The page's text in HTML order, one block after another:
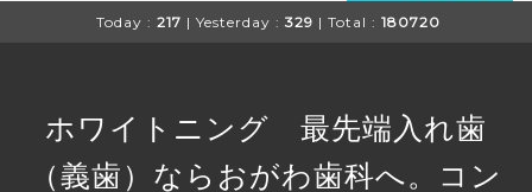
Today : 217 | Yesterday : 329 | Total : 180720
ホワイトニング 最先端入れ歯
（義歯）ならおがわ歯科へ。コン